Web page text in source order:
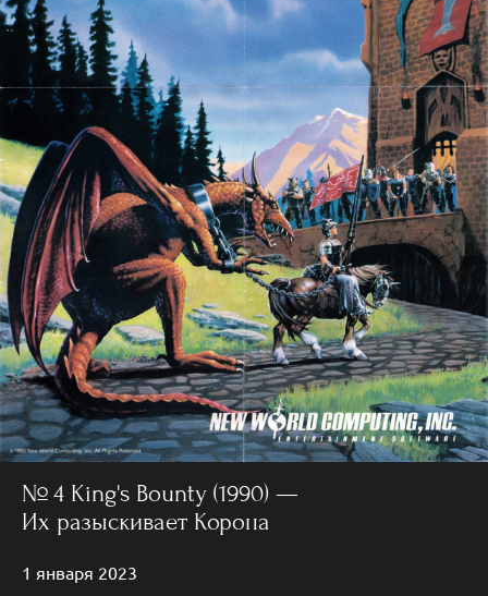
№ 4 King's Bounty (1990) —
Их разыскивает Корона
1 января 2023